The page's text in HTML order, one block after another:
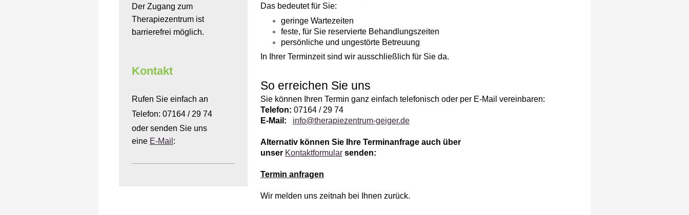
Das bedeutet für Sie:
geringe Wartezeiten
feste, für Sie reservierte Behandlungszeiten
persönliche und ungestörte Betreuung
In Ihrer Terminzeit sind wir ausschließlich für Sie da.
So erreichen Sie uns
Sie können Ihren Termin ganz einfach telefonisch oder per E-Mail vereinbaren:
Telefon: 07164 / 29 74
E-Mail: info@therapiezentrum-geiger.de
Alternativ können Sie Ihre Terminanfrage auch über
unser Kontaktformularsenden:
Termin anfragen
Wir melden uns zeitnah bei Ihnen zurück.
Der Zugang zum
Therapiezentrum ist
barrierefrei möglich.
Kontakt
Rufen Sie einfach an
Telefon: 07164 / 29 74
oder senden Sie uns
eine E-Mail :